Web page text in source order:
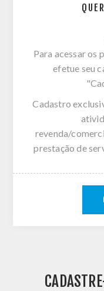
Para acessar os
efetue seu
Cadastro
revenda/
prestação de